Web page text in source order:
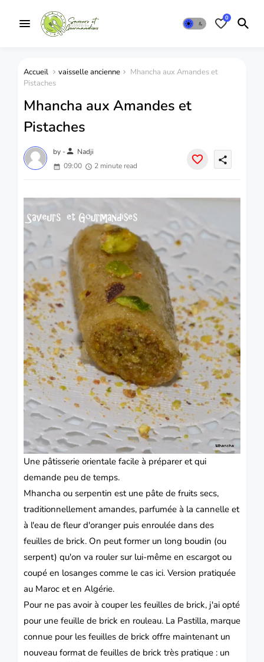
0
Accueil vaisselle ancienne
Mhancha aux Amandes et
Pistaches
Mhancha aux Amandes et
Pistaches
by -person Nadji
09:00
2 minute read
share
Une pâtisserie orientale facile à préparer et qui
demande peu de temps.
Mhancha ou serpentin est une pâte de fruits secs,
traditionnellement amandes, parfumée à la cannelle et
à l'eau de fleur d'oranger puis enroulée dans des
feuilles de brick. On peut former un long boudin (ou
serpent) qu'on va rouler sur lui-même en escargot ou
coupé en losanges comme le cas ici. Version pratiquée
au Maroc et en Algérie.
Pour ne pas avoir à couper les feuilles de brick, j'ai opté
pour une feuille de brick en rouleau. La Pastilla, marque
connue pour les feuilles de brick offre maintenant un
nouveau format de feuilles de brick très pratique : un